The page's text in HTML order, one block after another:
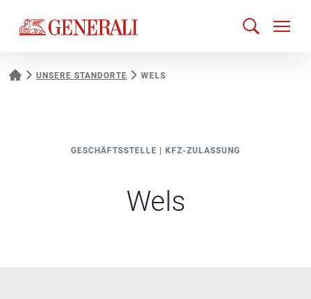
UNSERE STANDORTE WELS
GESCHÄFTSSTELLE KFZ-ZULASSUNG
Wels